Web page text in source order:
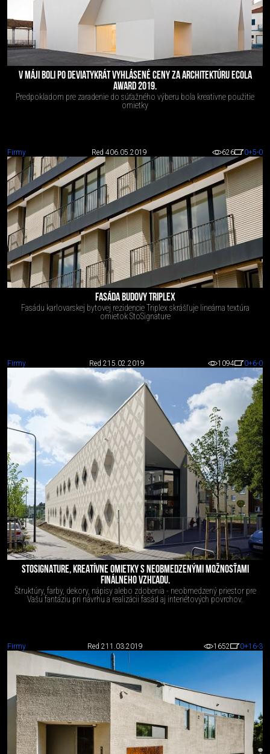
V MÁJI BOLI PO DEVIATYKRÁT VYHLÁSENÉ CENY ZA ARCHITEKTÚRU ECOLA
AWARD 2019.
Predpokladom pre zaradenie do súťažného výberu bola kreativne použitie
omietky
Firmy Red 406.05.2019 626 0+5-0
FASÁDA BUDOVY TRIPLEX
Fasádu karlovarskej bytovej rezidencie Triplex skrášľuje lineárna textúra
omietok StoSignature
Firmy Red 215.02.2019 1094 0+6-0
STOSIGNATURE, KREATÍVNE OMIETKY S NEOBMEDZENÝMI MOŽNOSŤAMI
FINÁLNEHO VZHĽADU.
Štruktúry, farby, dekory, nápisy alebo zdobenia - neobmedzený priestor pre
Vašu fantáziu pri návrhu a realizácii fasád aj interiétových povrchov.
Firmy Red 211.03.2019 1652 0+16-3